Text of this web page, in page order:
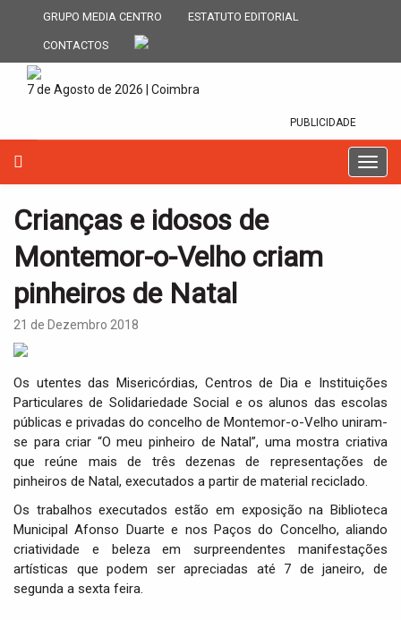
GRUPO MEDIA CENTRO ESTATUTO EDITORIAL
CONTACTOS
7 de Agosto de 2026 | Coimbra
PUBLICIDADE
T
o
t
i
o
n
Crianças e idosos de
Montemor-o-Velho criam
pinheiros de Natal
21 de Dezembro 2018
Os utentes das Misericórdias, Centros de Dia e Instituições
Particulares de Solidariedade Social e os alunos das escolas
públicas e privadas do concelho de Montemor-o-Velho uniram-
se para criar “O meu pinheiro de Natal”, uma mostra criativa
que reúne mais de três dezenas de representações de
pinheiros de Natal, executados a partir de material reciclado.
Os trabalhos executados estão em exposição na Biblioteca
Municipal Afonso Duarte e nos Paços do Concelho, aliando
criatividade e beleza em surpreendentes manifestações
artísticas que podem ser apreciadas até 7 de janeiro, de
segunda a sexta feira.